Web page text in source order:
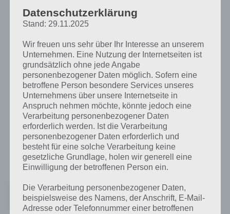
Am PC spielen
Übersicht über die
Job / Karriere
zuweisen
Besondere Ereignisse
Deiner Kreativität sind auch in Die Sims Mobile keine Grenzen
gesetzt: Erstelle Sims nach deinem Geschmack, gestalte ihr Zuhause
und entscheide, wie es mit diesen in Sachen Familie und Beruf
weitergeht. Natürlich kannst du Die Sims Mobile auch mit anderen
Spielen, indem du zu Party anderer Spieler gehst, knüpfe Kontakte
und erhalte Belohnungen.
DSM
Preis:Kostenlos
Datenschutzerklärung
Stand: 29.11.2025
Wir freuen uns sehr über Ihr Interesse an unserem
Unternehmen. Eine Nutzung der Internetseiten ist
grundsätzlich ohne jede Angabe
personenbezogener Daten möglich. Sofern eine
betroffene Person besondere Services unseres
Unternehmens über unsere Internetseite in
Anspruch nehmen möchte, könnte jedoch eine
Verarbeitung personenbezogener Daten
erforderlich werden. Ist die Verarbeitung
personenbezogener Daten erforderlich und
besteht für eine solche Verarbeitung keine
gesetzliche Grundlage, holen wir generell eine
Einwilligung der betroffenen Person ein.
Die Verarbeitung personenbezogener Daten,
beispielsweise des Namens, der Anschrift, E-Mail-
Adresse oder Telefonnummer einer betroffenen